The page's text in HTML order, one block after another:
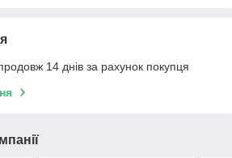
14 днів за рахунок покупця